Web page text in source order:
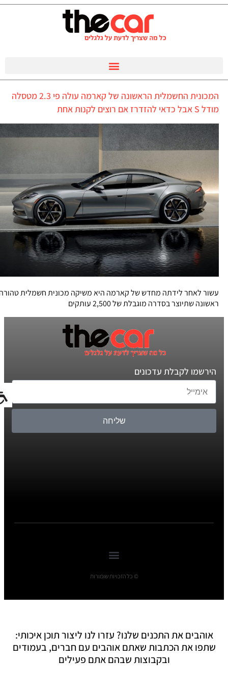
המכונית החשמלית הראשונה של קארמה עולה פי 2.3 מטסלה
מודל S אבל כדאי להזדרז אם רוצים לקנות אחת
עשור לאחר לידתה מחדש של קארמה היא משיקה מכונית חשמלית טהורה
ראשונה שתיוצר בסדרה מוגבלת של 2,500 עותקים
הירשמו לקבלת עדכונים
שליחה
© כל הזכויות שומורות
אוהבים את התכנים שלנו? עזרו לנו ליצור תוכן איכותי:
שתפו את הכתבות שאתם אוהבים עם חברים, בעמודים
ובקבוצות שבהם אתם פעילים